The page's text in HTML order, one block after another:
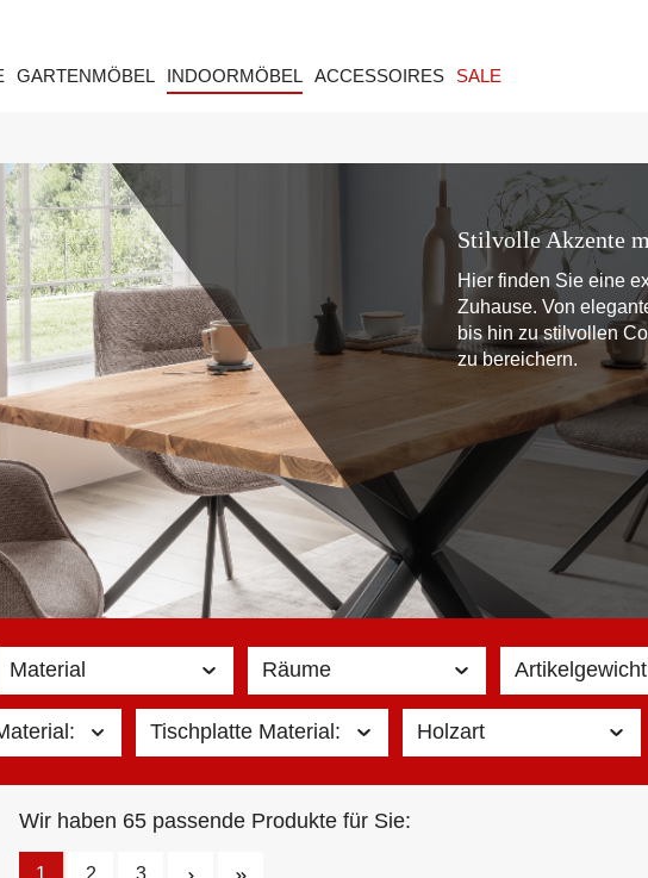
GARTENMÖBEL INDOORMÖBEL ACCESSOIRES SALE
Stilvolle Akzente
Hier finden Sie eine
Zuhause. Von
bis hin zu stilvollen
zu bereichern.
Material Räume
Tischplatte Material: Holzart
Wir haben 65 passende Produkte für Sie:
1 2 3